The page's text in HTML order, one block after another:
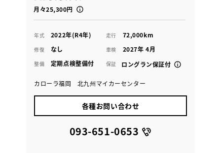
月々25,300円
年式 2022年(R4年) 走行 72,000km
修復 なし 車検 2027年 4月
整備 定期点検整備付 保証 ロングラン保証付
カローラ福岡 北九州マイカーセンター
各種お問い合わせ
093-651-0653